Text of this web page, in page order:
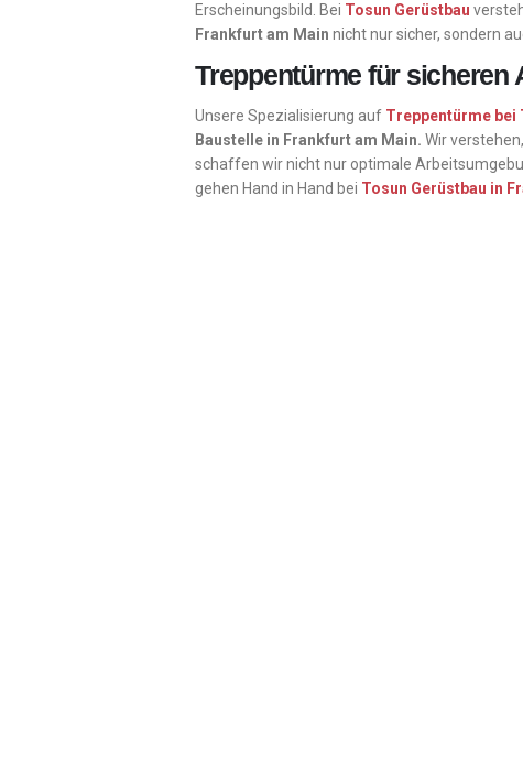
Erscheinungsbild. Bei Tosun Gerüstbau
Frankfurt am Main nicht nur sicher, sondern
Treppentürme für sicheren
Unsere Spezialisierung auf Treppentürme bei
Baustelle in Frankfurt am Main. Wir
schaffen wir nicht nur optimale
gehen Hand in Hand bei Tosun Gerüstbau in